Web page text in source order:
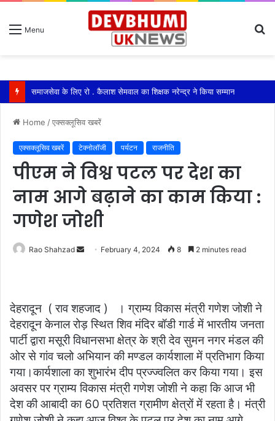
Menu
समाजसेवा के लिए रो . कैलाश सेमवाल का शिक्षक नरेन्द्र ने किया सम्मान
Home /एक्सक्लूसिव खबरें
एक्सक्लूसिव खबरें टेक्नोलॉजी पर्यटन राजनीति
पीएम ने विश्व पटल पर देश का
नाम आगे बढ़ाने का काम किया :
गणेश जोशी
Rao Shahzad
Send February 4, 2024 8 2 minutes read
देहरादून ( राव शहजाद ) । ग्राम्य विकास मंत्री गणेश जोशी ने
देहरादून केनाल रोड़ स्थित शिव मंदिर बॉडी गार्ड में भारतीय जनता
पार्टी द्वारा मसूरी विधानसभा क्षेत्र के श्री देव सुमन नगर मंडल की
ओर से गांव चलो अभियान की मण्डल कार्यशाला में प्रतिभाग किया
गया।कार्यशाला का शुभारंभ दीप प्रज्ज्वलित कर किया गया। इस
अवसर पर ग्राम्य विकास मंत्री गणेश जोशी ने कहा कि आज भी
देश की आबादी का 60 प्रतिशत ग्रामीण क्षेत्रों में रहता है। मंत्री